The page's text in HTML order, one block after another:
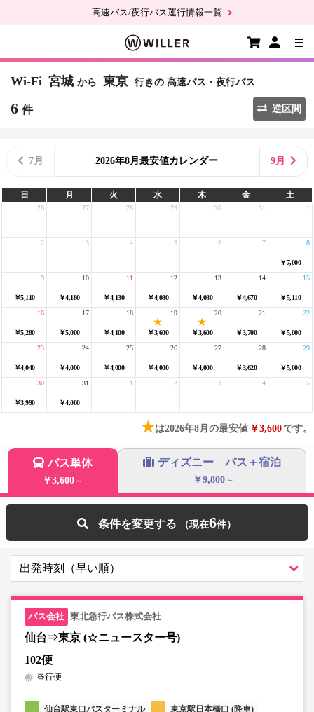
高速バス/夜行バス運行情報一覧
Wi-Fi 宮城 から 東京 行きの 高速バス・夜行バス
6 件 逆区間
7月 2026年8月最安値カレンダー 9月
日 月 火 水 木 金 土
26 27 28 29 30 31 1
2 3 4 5 6 7
￥7,000
8
￥5,110
9
￥4,180
10
￥4,130
11
￥4,080
12
￥4,080
13
￥4,670
14
￥5,110
15
￥5,280
16
￥5,000
17
￥4,100
18
￥3,600
19
￥3,600
20
￥3,700
21
￥5,000
22
￥4,040
23
￥4,000
24
￥4,000
25
￥4,000
26
￥4,000
27
￥3,620
28
￥5,000
29
￥3,990
30
￥4,000
31 1 2 3 4 5
★は2026年8月の最安値 ￥3,600です。
バス単体
￥3,600 ～
ディズニー バス＋宿泊
￥9,800 ～
条件を変更する 6
東北急行バス株式会社
仙台⇒東京 (☆ニュースター号)
102便
昼行便
仙台駅東口バスターミナル
東京駅日本橋口 (降車)